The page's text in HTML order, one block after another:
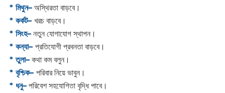
* মিথুন–অস্থিরতা বাড়বে।
* কর্কট– খরচ বাড়বে।
* সিংহ–নতুন যোগাযোগ স্থাপন।
* কন্যা– প্রতিযোগী প্রবনতা বাড়বে।
* তুলা–কথা কম বলুন।
* বৃশ্চিক– পরিবার নিয়ে ভাবুন।
* ধনু–পরিবেশ সহযোগিতা বৃদ্ধি পাবে।